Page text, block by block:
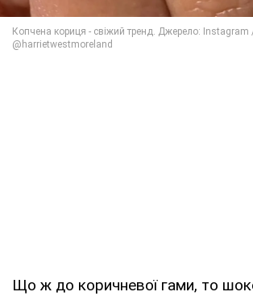
Що ж до коричневої гами, то